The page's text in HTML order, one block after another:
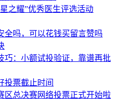
之耀”优秀医生评选活动
全吗，可以花钱买留言赞吗
巧：小额试投验证，靠谱再批
投票截止时间
区总决赛网络投票正式开始啦